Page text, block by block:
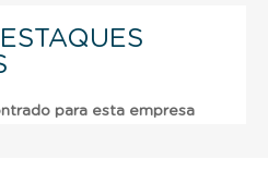
para esta empresa